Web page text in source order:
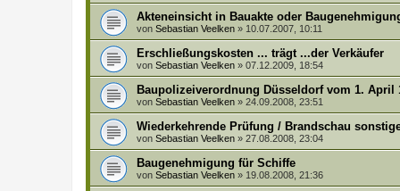
Akteneinsicht in Bauakte oder
von Sebastian Veelken » 10.07.2007, 10:11
Erschließungskosten ... trägt ...der Verkäufer
von Sebastian Veelken » 07.12.2009, 18:54
Baupolizeiverordnung Düsseldorf vom 1. April
von Sebastian Veelken » 24.09.2008, 23:51
Wiederkehrende Prüfung / Brandschau
von Sebastian Veelken » 27.08.2008, 23:04
Baugenehmigung für Schiffe
von Sebastian Veelken » 19.08.2008, 21:36